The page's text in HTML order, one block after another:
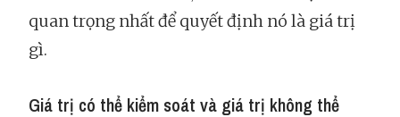
quan trọng nhất để quyết định nó là giá trị
gì.
Giá trị có thể kiểm soát và giá trị không thể